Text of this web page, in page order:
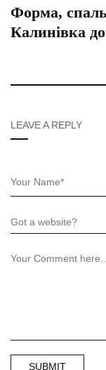
Форма,
Калинівка
LEAVE A REPLY